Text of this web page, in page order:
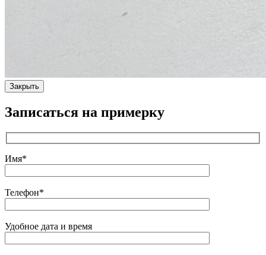
Закрыть
Записаться на примерку
Имя*
Телефон*
Удобное дата и время